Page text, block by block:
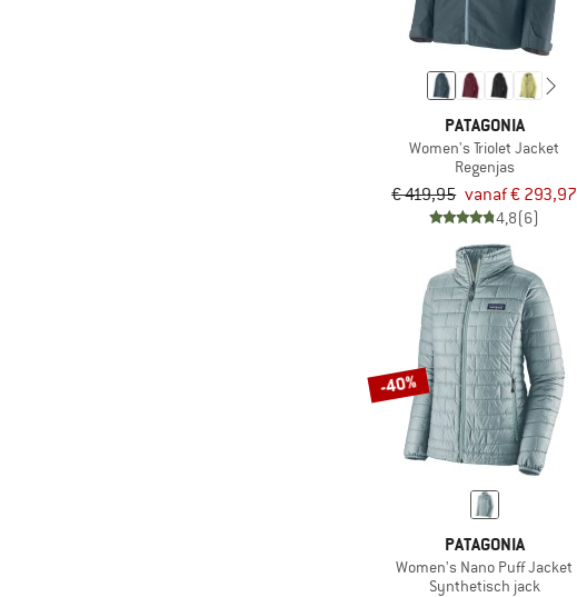
PATAGONIA
Women's Triolet Jacket
Regenjas
€ 419,95 vanaf € 293,97
4,8(6)
-40%
PATAGONIA
Women's Nano Puff Jacket
Synthetisch jack